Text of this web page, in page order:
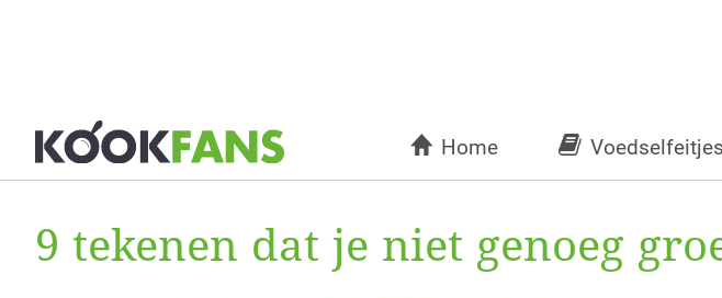
Home Voedselfeitjes
9 tekenen dat je niet genoeg